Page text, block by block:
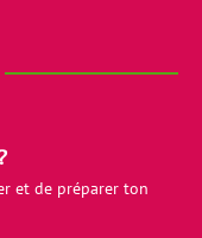
et de préparer ton